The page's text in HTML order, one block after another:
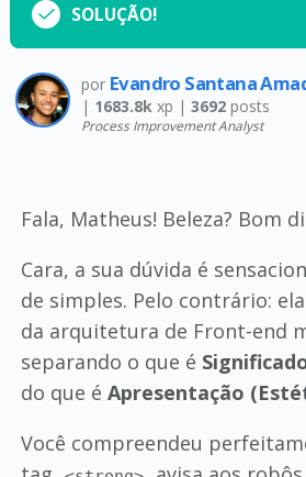
SOLUÇÃO!
por Evandro Santana
| 1683.8kxp | 3692posts
Process Improvement Analyst
Fala, Matheus! Beleza? Bom
Cara, a sua dúvida é
de simples. Pelo contrário:
da arquitetura de Front-end
separando o que é
do que é Apresentação
Você compreendeu